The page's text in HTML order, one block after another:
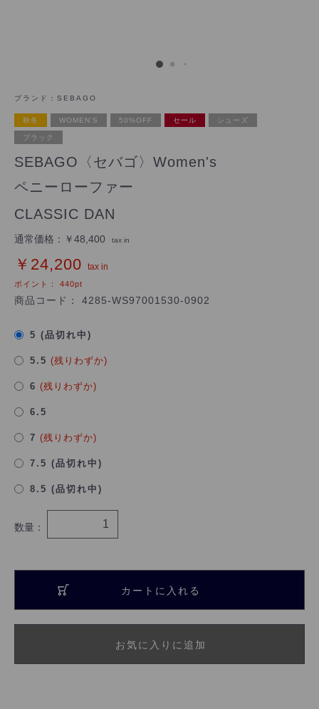
ブランド： SEBAGO
秋冬 WOMEN'S 50%OFF セール シューズ
ブラック
SEBAGO〈セバゴ〉Women's
ペニーローファー
CLASSIC DAN
通常価格： ￥48,400 tax in
￥24,200 tax in
ポイント： 440pt
商品コード： 4285-WS97001530-0902
5 (品切れ中)
5.5 (残りわずか)
6 (残りわずか)
6.5
7 (残りわずか)
7.5 (品切れ中)
8.5 (品切れ中)
数量：
カートに入れる
お気に入りに追加